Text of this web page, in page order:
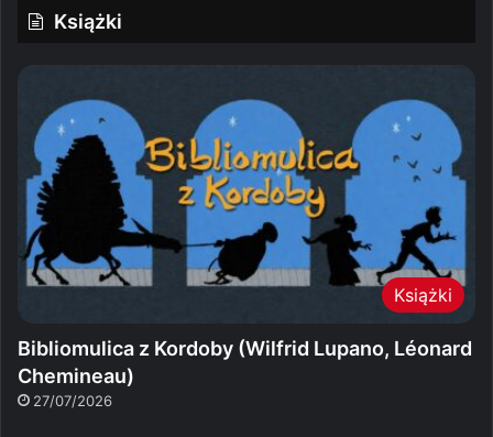
Książki
Książki
Bibliomulica z Kordoby (Wilfrid Lupano, Léonard
Chemineau)
27/07/2026